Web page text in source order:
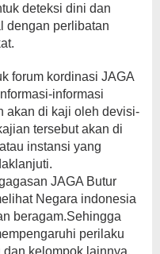
deteksi dini dan
dengan perlibatan
forum kordinasi JAGA
informasi
akan di kaji oleh devisi-
tersebut akan di
instansi yang
JAGA Butur
Negara indonesia
beragam.Sehingga
perilaku
kelompok lainnya.